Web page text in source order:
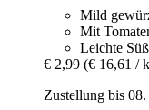
Mild
Mit
Leichte
€ 2,99 (€ 16,61 /
Zustellung bis